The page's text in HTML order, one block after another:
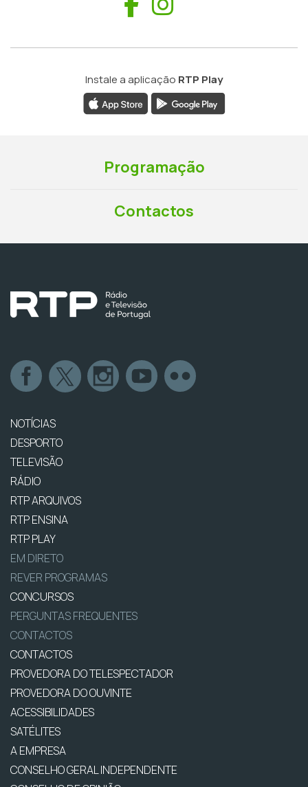
Instale a aplicação RTP Play
Programação
Contactos
NOTÍCIAS
DESPORTO
TELEVISÃO
RÁDIO
RTP ARQUIVOS
RTP ENSINA
RTP PLAY
EM DIRETO
REVER PROGRAMAS
CONCURSOS
PERGUNTAS FREQUENTES
CONTACTOS
CONTACTOS
PROVEDORA DO TELESPECTADOR
PROVEDORA DO OUVINTE
ACESSIBILIDADES
SATÉLITES
A EMPRESA
CONSELHO GERAL INDEPENDENTE